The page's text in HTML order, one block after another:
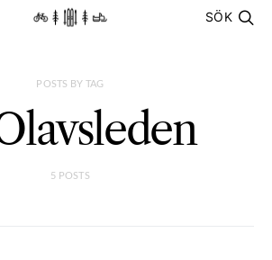
SÖK
POSTS BY TAG
5 POSTS